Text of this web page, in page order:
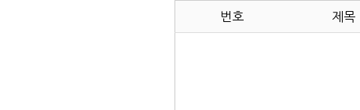
번호 제목